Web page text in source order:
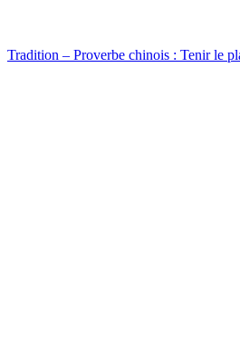
Tradition – Proverbe chinois : Tenir le